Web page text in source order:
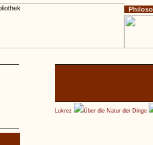
Lukrez Über die Natur der Dinge